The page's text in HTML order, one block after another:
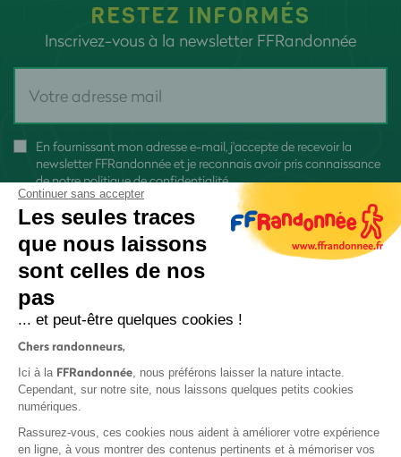
RESTEZ INFORMÉS
Inscrivez-vous à la newsletter FFRandonnée
En fournissant mon adresse e-mail, j'accepte de recevoir la
newsletter FFRandonnée et je reconnais avoir pris connaissance
denotre politique de confidentialité
Protection des données
Continuer sans accepter
Les seules traces
que nous laissons
sont celles de nos
pas
... et peut-être quelques cookies !
Chers randonneurs,
Ici à la FFRandonnée, nous préférons laisser la nature intacte.
Cependant, sur notre site, nous laissons quelques petits cookies
numériques.
Rassurez-vous, ces cookies nous aident à améliorer votre expérience
en ligne, à vous montrer des contenus pertinents et à mémoriser vos